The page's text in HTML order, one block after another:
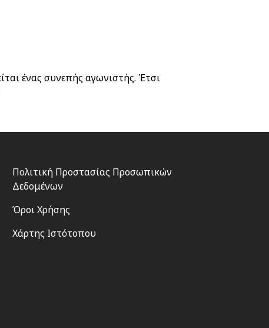
ένας συνεπής αγωνιστής. Έτσι
Footer
Πολιτική Προστασίας Προσωπικών
Δεδομένων
Όροι Χρήσης
Χάρτης Ιστότοπου